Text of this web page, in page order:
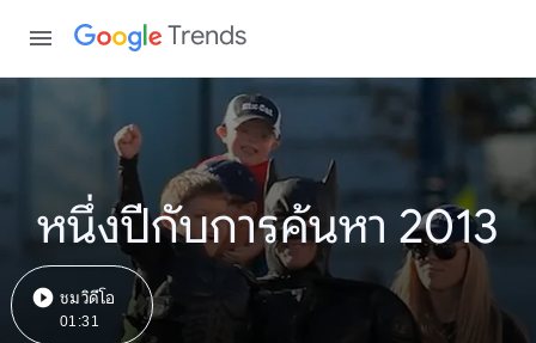
Trends
หนึ่งปีกับการค้นหา 2013
ชมวิดีโอ
01:31